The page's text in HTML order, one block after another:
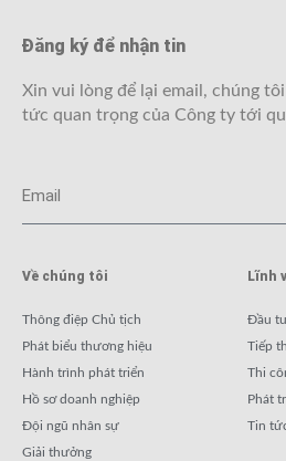
Đăng ký để nhận tin
Xin vui lòng để lại email, chúng
tức quan trọng của Công ty tới
Về chúng tôi
Thông điệp Chủ tịch
Phát biểu thương hiệu
Hành trình phát triển
Hồ sơ doanh nghiệp
Đội ngũ nhân sự
Giải thưởng
Lĩnh
Đầu
Tiếp
Thi
Phát
Tin